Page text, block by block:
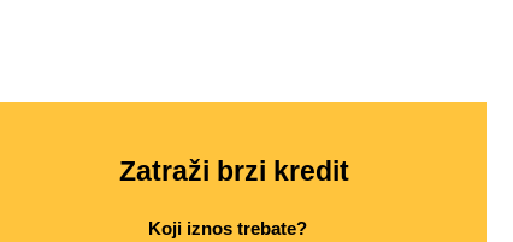
Zatraži brzi kredit
Koji iznos trebate?